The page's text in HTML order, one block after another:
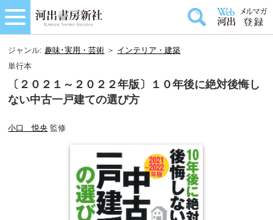
ジャンル: 趣味･実用・芸術 ＞ インテリア・建築
単行本
〔２０２１～２０２２年版〕１０年後に絶対後悔し
ない中古一戸建ての選び方
小口 悦央 監修